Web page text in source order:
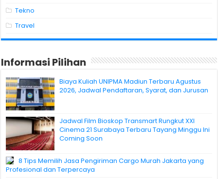
Tekno
Travel
Informasi Pilihan
Biaya Kuliah UNIPMA Madiun Terbaru Agustus
2026, Jadwal Pendaftaran, Syarat, dan Jurusan
Jadwal Film Bioskop Transmart Rungkut XXI
Cinema 21 Surabaya Terbaru Tayang Minggu Ini
Coming Soon
8 Tips Memilih Jasa Pengiriman Cargo Murah Jakarta yang
Profesional dan Terpercaya